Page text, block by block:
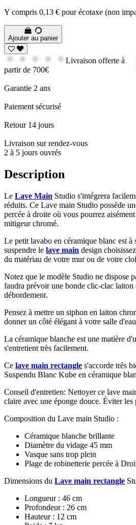
Y compris 0,13 € pour écotaxe (non
Ajouter au panier
Livraison offerte à
partir de 700€
Garantie 2 ans
Paiement sécurisé
Retour 14 jours
Livraison sur rendez-vous
2 à 5 jours ouvrés
Description
Le Lave Main Studio s'intégrera
réduits. Ce Lave main Studio possède
percée à droite où vous pourrez
mitigeur chromé.
Le petit lavabo en céramique blanc est à
suspendre le lave main design
du matériau de votre mur ou de votre
Notez que le modèle Studio ne dispose
faudra prévoir une bonde clic-clac
débordement.
Pensez à mettre un siphon en laiton
donner un côté élégant à votre salle
La céramique blanche est une matière
s'entretient très facilement.
Ce lave main rectangle s'accorde très
Suspendu Blanc Kube en céramique
Conseil d'entretien: Nettoyer ce lave
claire avec une éponge douce. Éviter
Composition du Lave main Studio :
Céramique blanche brillante
Diamètre du vidage 45 mm
Vasque sans trop plein
Plage de robinetterie percée à
Dimensions du Lave main rectangle
Longueur : 46 cm
Profondeur : 26 cm
Hauteur : 12 cm